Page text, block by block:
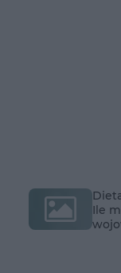
Ile